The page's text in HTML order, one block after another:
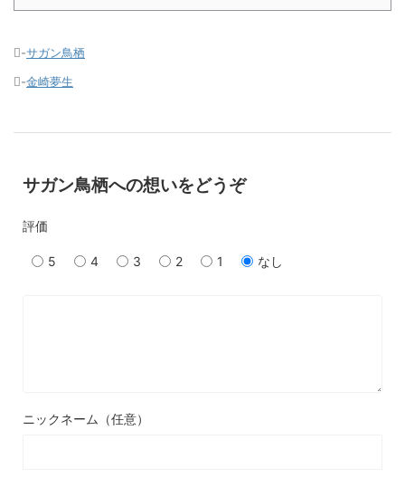
-サガン鳥栖
-金崎夢生
サガン鳥栖への想いをどうぞ
評価
5 4 3 2 1 なし
ニックネーム（任意）